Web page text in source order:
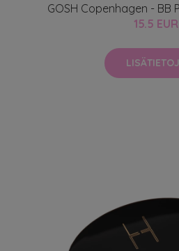
GOSH Copenhagen - BB
15.5 EUR